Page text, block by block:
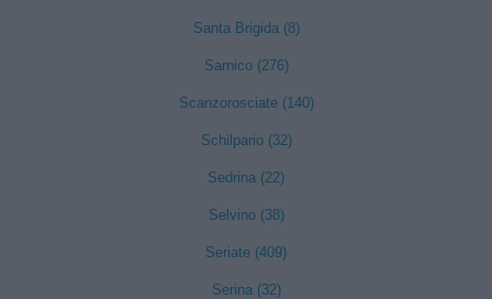
Santa Brigida (8)
Sarnico (276)
Scanzorosciate (140)
Schilpario (32)
Sedrina (22)
Selvino (38)
Seriate (409)
Serina (32)